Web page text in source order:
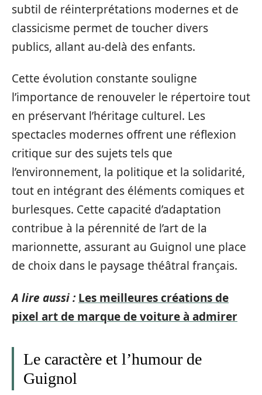
subtil de réinterprétations modernes et de
classicisme permet de toucher divers
publics, allant au-delà des enfants.
Cette évolution constante souligne
l’importance de renouveler le répertoire tout
en préservant l’héritage culturel. Les
spectacles modernes offrent une réflexion
critique sur des sujets tels que
l’environnement, la politique et la solidarité,
tout en intégrant des éléments comiques et
burlesques. Cette capacité d’adaptation
contribue à la pérennité de l’art de la
marionnette, assurant au Guignol une place
de choix dans le paysage théâtral français.
A lire aussi : Les meilleures créations de
pixel art de marque de voiture à admirer
Le caractère et l’humour de
Guignol